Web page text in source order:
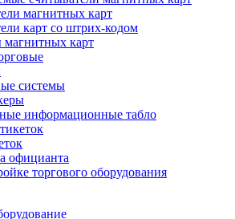
магнитных карт
карт со штрих-кодом
карт
системы
информационные табло
официанта
торгового оборудования